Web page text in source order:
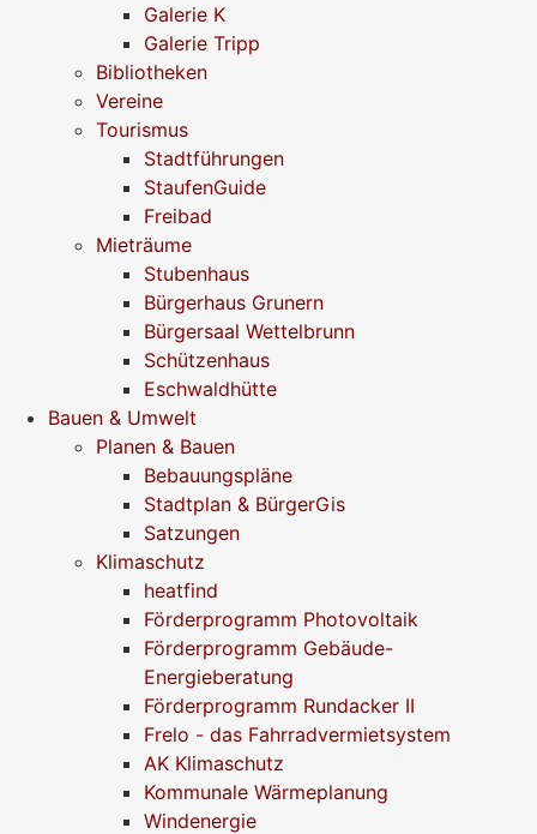
Galerie K
Galerie Tripp
Bibliotheken
Vereine
Tourismus
Stadtführungen
StaufenGuide
Freibad
Mieträume
Stubenhaus
Bürgerhaus Grunern
Bürgersaal Wettelbrunn
Schützenhaus
Eschwaldhütte
Bauen & Umwelt
Planen & Bauen
Bebauungspläne
Stadtplan & BürgerGis
Satzungen
Klimaschutz
heatfind
Förderprogramm Photovoltaik
Förderprogramm Gebäude-
Energieberatung
Förderprogramm Rundacker II
Frelo - das Fahrradvermietsystem
AK Klimaschutz
Kommunale Wärmeplanung
Windenergie